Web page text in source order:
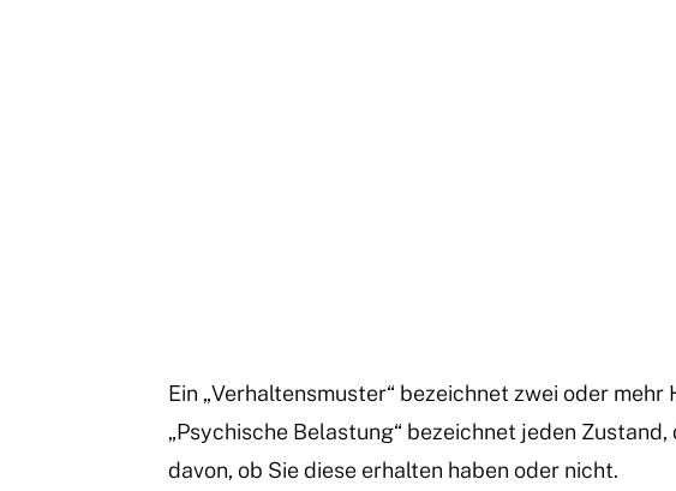
Ein „Verhaltensmuster“ bezeichnet zwei oder
„Psychische Belastung“ bezeichnet jeden
davon, ob Sie diese erhalten haben oder nicht.